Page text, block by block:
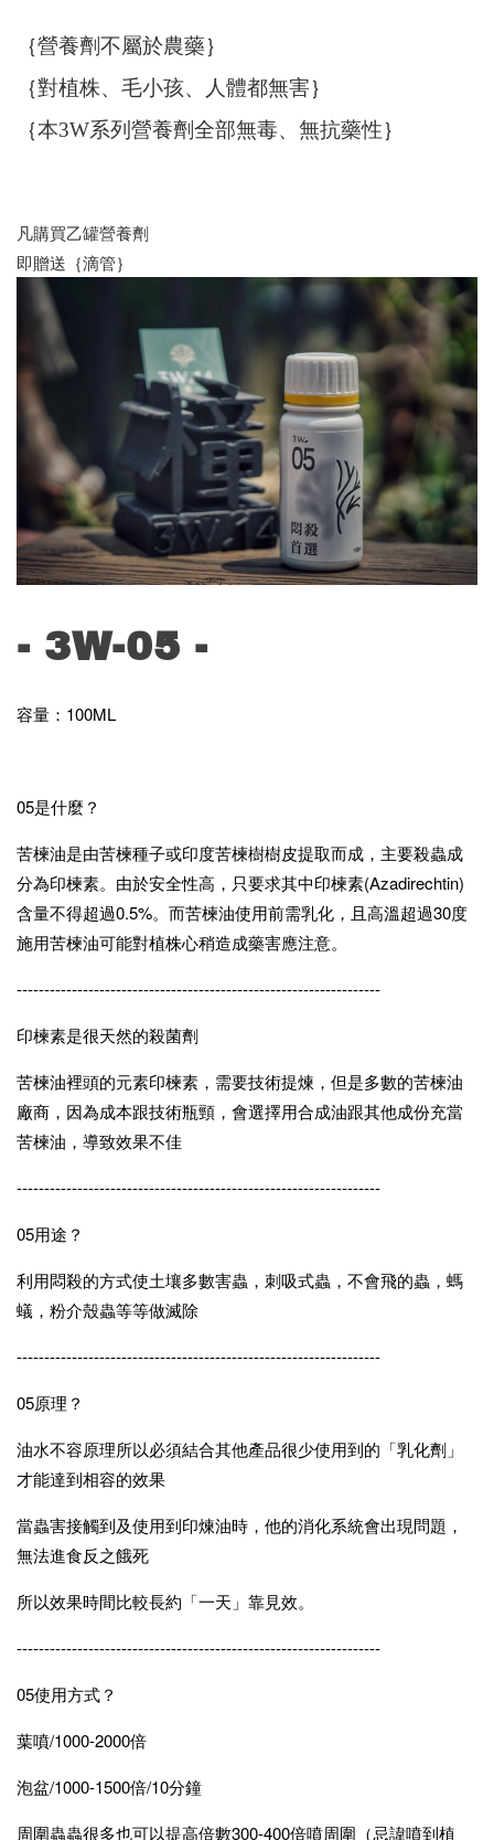
｛營養劑不屬於農藥｝
｛對植株、毛小孩、人體都無害｝
｛本3W系列營養劑全部無毒、無抗藥性｝
凡購買乙罐營養劑
即贈送｛滴管｝
- 3W-05 -
容量：100ML
05是什麼？
苦楝油是由苦楝種子或印度苦楝樹樹皮提取而成，主要殺蟲成
分為印楝素。由於安全性高，只要求其中印楝素(Azadirechtin)
含量不得超過0.5%。而苦楝油使用前需乳化，且高溫超過30度
施用苦楝油可能對植株心稍造成藥害應注意。
------------------------------------------------------------------
印楝素是很天然的殺菌劑
苦楝油裡頭的元素印楝素，需要技術提煉，但是多數的苦楝油
廠商，因為成本跟技術瓶頸，會選擇用合成油跟其他成份充當
苦楝油，導致效果不佳
------------------------------------------------------------------
05用途？
利用悶殺的方式使土壤多數害蟲，刺吸式蟲，不會飛的蟲，螞
蟻，粉介殼蟲等等做滅除
------------------------------------------------------------------
05原理？
油水不容原理所以必須結合其他產品很少使用到的「乳化劑」
才能達到相容的效果
當蟲害接觸到及使用到印煉油時，他的消化系統會出現問題，
無法進食反之餓死
所以效果時間比較長約「一天」靠見效。
------------------------------------------------------------------
05使用方式？
葉噴/1000-2000倍
泡盆/1000-1500倍/10分鐘
周圍蟲蟲很多也可以提高倍數300-400倍噴周圍（忌諱噴到植